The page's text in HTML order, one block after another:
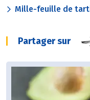
Mille-feuille de
Partager sur